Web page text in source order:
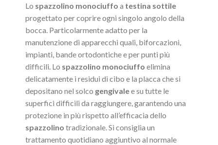
Lo spazzolino monociuffo a testina sottile
progettato per coprire ogni singolo angolo della
bocca. Particolarmente adatto per la
manutenzione di apparecchi quali, biforcazioni,
impianti, bande ortodontiche e per punti più
difficili. Lo spazzolino monociuffo elimina
delicatamente i residui di cibo e la placca che si
depositano nel solco gengivalee su tutte le
superfici difficili da raggiungere, garantendo una
protezione in più rispetto all’efficacia dello
spazzolino tradizionale. Si consiglia un
trattamento quotidiano aggiuntivo al normale